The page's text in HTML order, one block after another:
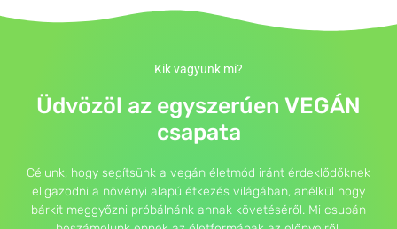
Kik vagyunk mi?
Üdvözöl az egyszerúen VEGÁN
csapata
Célunk, hogy segítsünk a vegán életmód iránt érdeklődőknek
eligazodni a növényi alapú étkezés világában, anélkül hogy
bárkit meggyőzni próbálnánk annak követéséről. Mi csupán